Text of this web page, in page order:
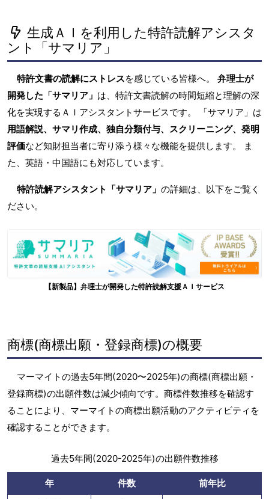
生成ＡＩを利用した特許読解アシスタ
ント「サマリア」
特許文書の読解にストレスを感じている皆様へ。 弁理士が
開発した「サマリア」 は、特許文書読解の時間短縮と理解の深
化を実現するＡＩアシスタントサービスです。 「サマリア」は
用語解説、サマリ作成、独自分類付与、スクリーニング、発明
評価など知財担当者に寄り添う様々な機能を提供します。 ま
た、英語・中国語にも対応しています。
特許読解アシスタント「サマリア」 の詳細は、以下をご覧く
ださい。
【新製品】弁理士が開発した特許読解支援ＡＩサービス
商標(商標出願・登録商標)の概要
マーマイトの過去5年間(2020〜2025年)の商標(商標出願・
登録商標)の出願件数は減少傾向です。商標件数推移を確認す
ることにより、マーマイトの商標出願活動のアクティビティを
確認することができます。
過去5年間(2020-2025年)の出願件数推移
年 件数
前年比